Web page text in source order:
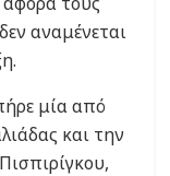
αναμένεται
μία από
και την